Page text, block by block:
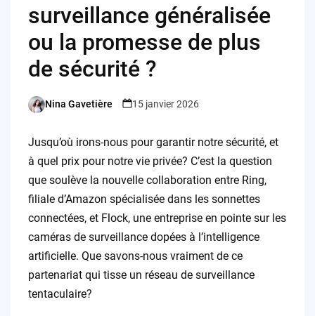
surveillance généralisée
ou la promesse de plus
de sécurité ?
Posted
Nina Gavetière 15 janvier 2026
Jusqu’où irons-nous pour garantir notre sécurité, et
à quel prix pour notre vie privée? C’est la question
que soulève la nouvelle collaboration entre Ring,
filiale d’Amazon spécialisée dans les sonnettes
connectées, et Flock, une entreprise en pointe sur les
caméras de surveillance dopées à l’intelligence
artificielle. Que savons-nous vraiment de ce
partenariat qui tisse un réseau de surveillance
tentaculaire?